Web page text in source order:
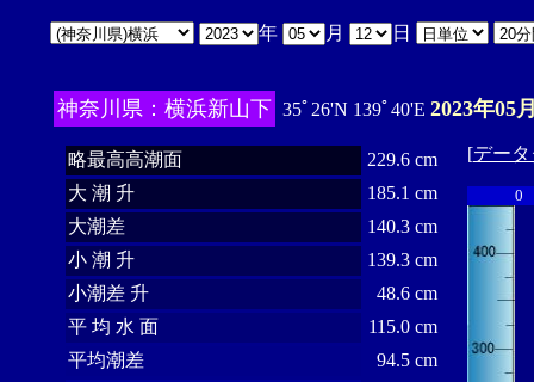
年 月 日
神奈川県：横浜新山下 35ﾟ26'N 139ﾟ40'E 2023年05
略最高高潮面
229.6 cm
大 潮 升
185.1 cm
大潮差
140.3 cm
小 潮 升
139.3 cm
小潮差 升
48.6 cm
平 均 水 面
115.0 cm
平均潮差
94.5 cm
[デー
0